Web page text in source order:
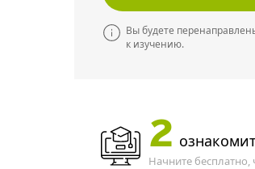
Вы будете
к изучению.
2
Начните